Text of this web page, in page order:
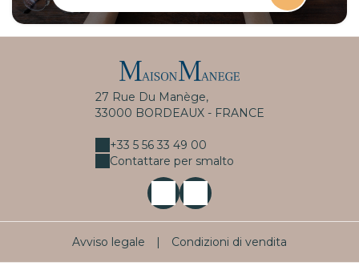
27 Rue Du Manège,
33000 BORDEAUX - FRANCE
+33 5 56 33 49 00
Contattare per smalto
Avviso legale | Condizioni di vendita